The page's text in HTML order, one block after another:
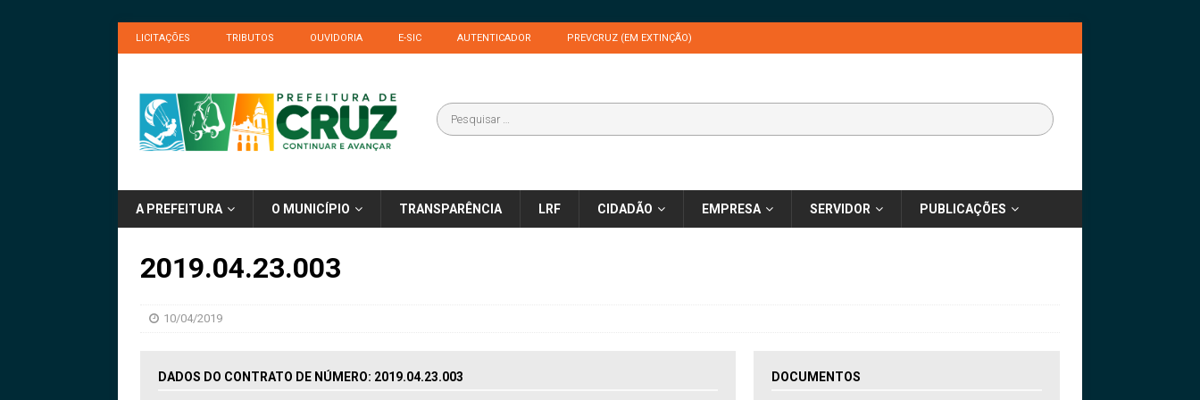
LICITAÇÕES TRIBUTOS OUVIDORIA E-SIC AUTENTICADOR PREVCRUZ (EM EXTINÇÃO)
A PREFEITURA O MUNICÍPIO TRANSPARÊNCIA LRF CIDADÃO EMPRESA SERVIDOR PUBLICAÇÕES
2019.04.23.003
10/04/2019
DADOS DO CONTRATO DE NÚMERO: 2019.04.23.003 DOCUMENTOS